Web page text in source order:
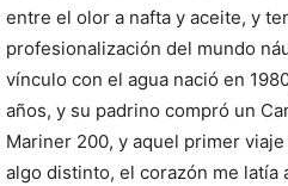
entre el olor a nafta y aceite, y
profesionalización del mundo
vínculo con el agua nació en
años, y su padrino compró un
Mariner 200, y aquel primer
algo distinto, el corazón me latía